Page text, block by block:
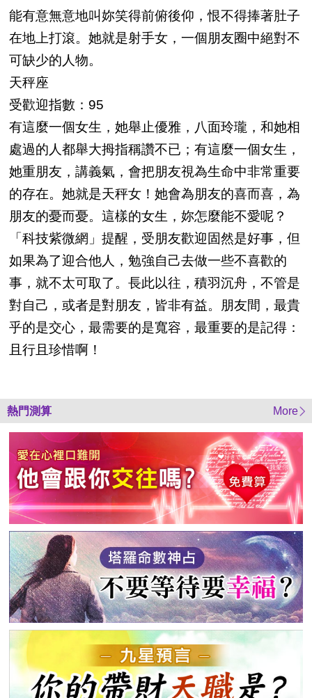
能有意無意地叫妳笑得前俯後仰，恨不得捧著肚子
在地上打滾。她就是射手女，一個朋友圈中絕對不
可缺少的人物。
天秤座
受歡迎指數：95
有這麼一個女生，她舉止優雅，八面玲瓏，和她相
處過的人都舉大拇指稱讚不已；有這麼一個女生，
她重朋友，講義氣，會把朋友視為生命中非常重要
的存在。她就是天秤女！她會為朋友的喜而喜，為
朋友的憂而憂。這樣的女生，妳怎麼能不愛呢？
「科技紫微網」提醒，受朋友歡迎固然是好事，但
如果為了迎合他人，勉強自己去做一些不喜歡的
事，就不太可取了。長此以往，積羽沉舟，不管是
對自己，或者是對朋友，皆非有益。朋友間，最貴
乎的是交心，最需要的是寬容，最重要的是記得：
且行且珍惜啊！
熱門測算 More